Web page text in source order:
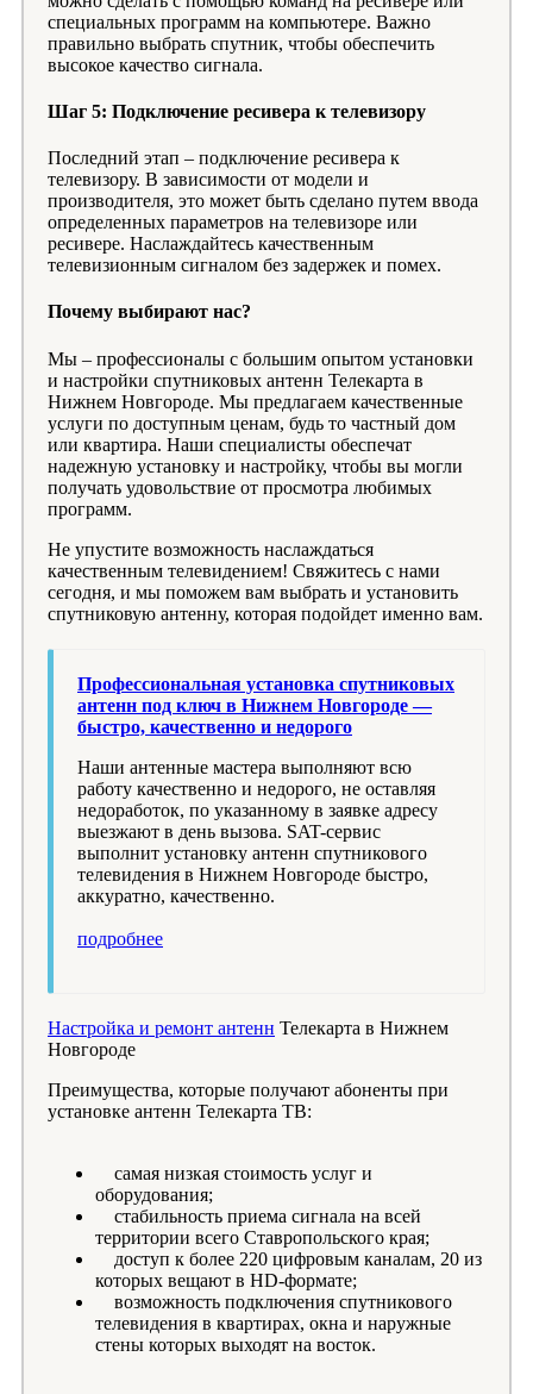
специальных программ на компьютере. Важно
правильно выбрать спутник, чтобы обеспечить
высокое качество сигнала.
Шаг 5: Подключение ресивера к телевизору
Последний этап – подключение ресивера к
телевизору. В зависимости от модели и
производителя, это может быть сделано путем ввода
определенных параметров на телевизоре или
ресивере. Наслаждайтесь качественным
телевизионным сигналом без задержек и помех.
Почему выбирают нас?
Мы – профессионалы с большим опытом установки
и настройки спутниковых антенн Телекарта в
Нижнем Новгороде. Мы предлагаем качественные
услуги по доступным ценам, будь то частный дом
или квартира. Наши специалисты обеспечат
надежную установку и настройку, чтобы вы могли
получать удовольствие от просмотра любимых
программ.
Не упустите возможность наслаждаться
качественным телевидением! Свяжитесь с нами
сегодня, и мы поможем вам выбрать и установить
спутниковую антенну, которая подойдет именно вам.
Профессиональная установка спутниковых
антенн под ключ в Нижнем Новгороде —
быстро, качественно и недорого
Наши антенные мастера выполняют всю
работу качественно и недорого, не оставляя
недоработок, по указанному в заявке адресу
выезжают в день вызова. SAT-сервис
выполнит установку антенн спутникового
телевидения в Нижнем Новгороде быстро,
аккуратно, качественно.
подробнее
Настройка и ремонт антенн Телекарта в Нижнем
Новгороде
Преимущества, которые получают абоненты при
установке антенн Телекарта ТВ:
самая низкая стоимость услуг и
оборудования;
стабильность приема сигнала на всей
территории всего Ставропольского края;
доступ к более 220 цифровым каналам, 20 из
которых вещают в HD-формате;
возможность подключения спутникового
телевидения в квартирах, окна и наружные
стены которых выходят на восток.